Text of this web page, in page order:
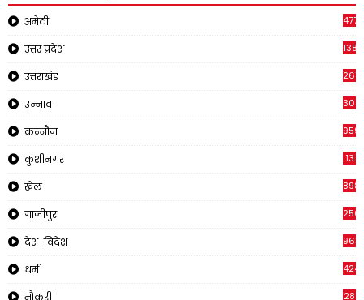
अमेठी 4771
उत्तर प्रदेश 1381
उत्तराखंड
उन्नाव 308
कन्नौज 959
कुशीनगर 13
खेल 898
गाजीपुर 250
देश-विदेश 963
धर्म 424
28